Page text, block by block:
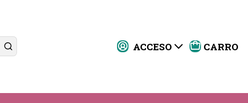
ACCESO CARRO
Militar 33 mm